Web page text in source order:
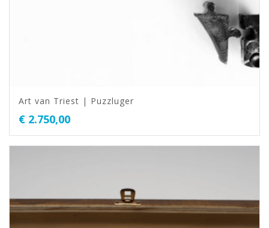
Art van Triest | Puzzluger
€ 2.750,00